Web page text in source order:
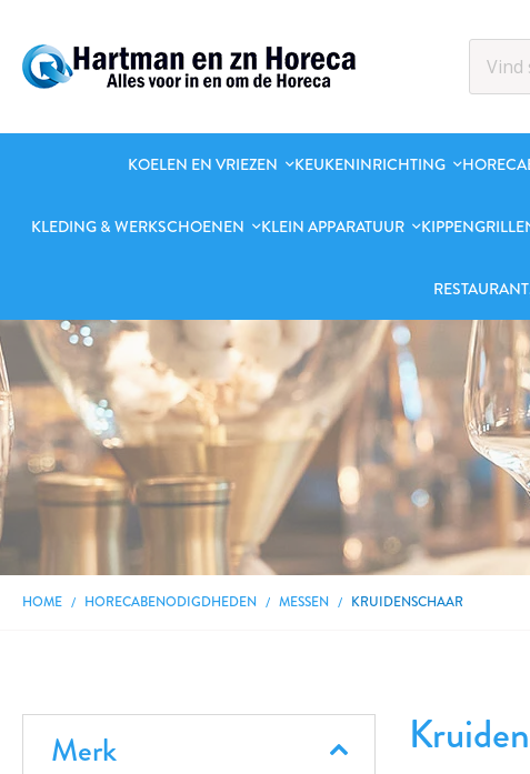
KOELEN EN VRIEZEN KEUKENINRICHTING
KLEDING & WERKSCHOENEN KLEIN APPARATUUR
HOME HORECABENODIGDHEDEN MESSEN KRUIDENSCHAAR
Merk